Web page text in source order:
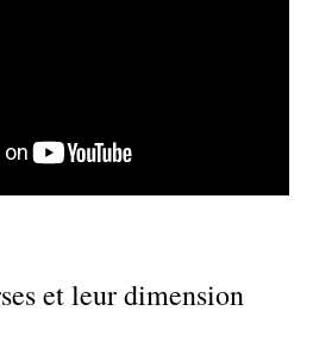
et leur dimension